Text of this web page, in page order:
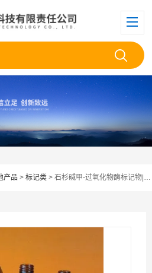
产品 > 标记类 > 石杉碱甲-过氧化物酶标记物|Huperzine-HRP